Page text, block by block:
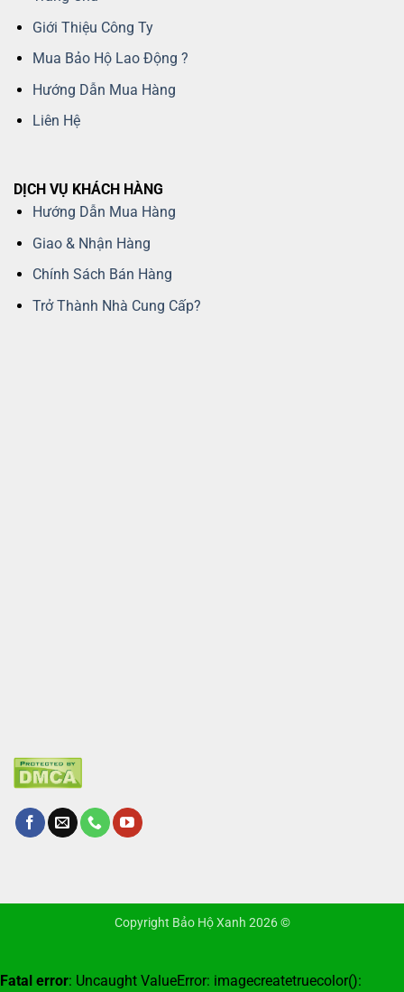
Giới Thiệu Công Ty
Mua Bảo Hộ Lao Động ?
Hướng Dẫn Mua Hàng
Liên Hệ
DỊCH VỤ KHÁCH HÀNG
Hướng Dẫn Mua Hàng
Giao & Nhận Hàng
Chính Sách Bán Hàng
Trở Thành Nhà Cung Cấp?
Copyright Bảo Hộ Xanh 2026 ©
Fatal error: Uncaught ValueError: imagecreatetruecolor():